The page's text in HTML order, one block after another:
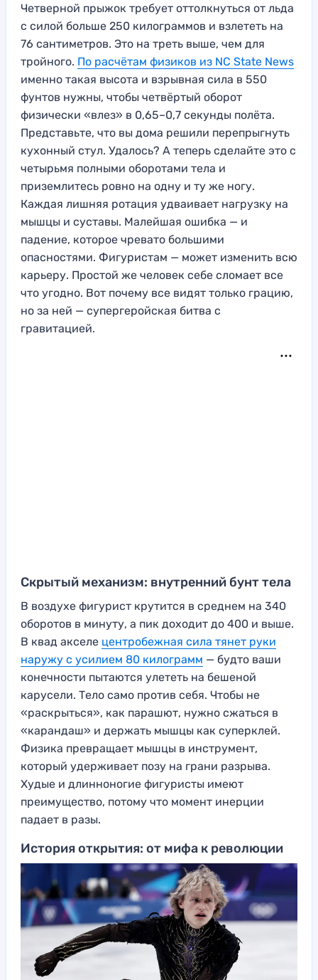
Четверной прыжок требует оттолкнуться от льда
с силой больше 250 килограммов и взлететь на
76 сантиметров. Это на треть выше, чем для
тройного. По расчётам физиков из NC State News
именно такая высота и взрывная сила в 550
фунтов нужны, чтобы четвёртый оборот
физически «влез» в 0,65–0,7 секунды полёта.
Представьте, что вы дома решили перепрыгнуть
кухонный стул. Удалось? А теперь сделайте это с
четырьмя полными оборотами тела и
приземлитесь ровно на одну и ту же ногу.
Каждая лишняя ротация удваивает нагрузку на
мышцы и суставы. Малейшая ошибка — и
падение, которое чревато большими
опасностями. Фигуристам — может изменить всю
карьеру. Простой же человек себе сломает все
что угодно. Вот почему все видят только грацию,
но за ней — супергеройская битва с
гравитацией.
Скрытый механизм: внутренний бунт тела
В воздухе фигурист крутится в среднем на 340
оборотов в минуту, а пик доходит до 400 и выше.
В квад акселе центробежная сила тянет руки
наружу с усилием 80 килограмм — будто ваши
конечности пытаются улететь на бешеной
карусели. Тело само против себя. Чтобы не
«раскрыться», как парашют, нужно сжаться в
«карандаш» и держать мышцы как суперклей.
Физика превращает мышцы в инструмент,
который удерживает позу на грани разрыва.
Худые и длинноногие фигуристы имеют
преимущество, потому что момент инерции
падает в разы.
История открытия: от мифа к революции